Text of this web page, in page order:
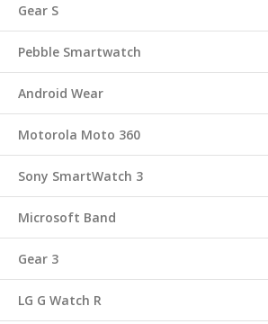
Gear S
Pebble Smartwatch
Android Wear
Motorola Moto 360
Sony SmartWatch 3
Microsoft Band
Gear 3
LG G Watch R